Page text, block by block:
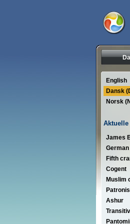
English
Dansk
Norsk
James
Fifth
Cogent
Muslim
Ashur